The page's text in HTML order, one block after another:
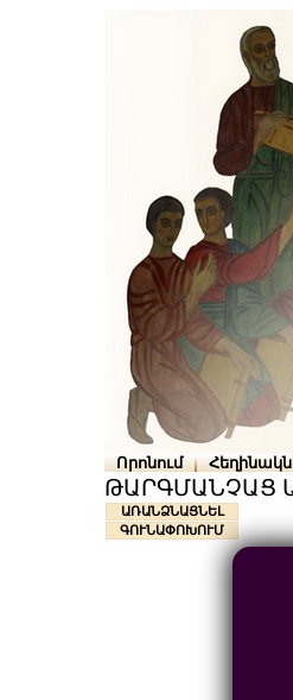
Որոնում
ԹԱՐԳՄԱՆՉԱՑ
ԱՌԱՆՁՆԱՑՆԵԼ
ԳՈՒՆԱՓՈԽՈՒՄ